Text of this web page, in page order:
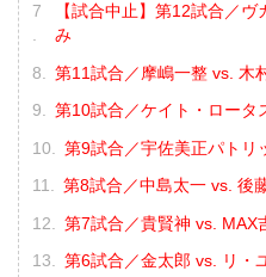
【試合中止】第12試合／
み
第11試合／摩嶋一整 vs. 木
第10試合／ケイト・ロータ
第9試合／宇佐美正パトリ
第8試合／中島太一 vs. 後
第7試合／貴賢神 vs. MAX
第6試合／金太郎 vs. リ・